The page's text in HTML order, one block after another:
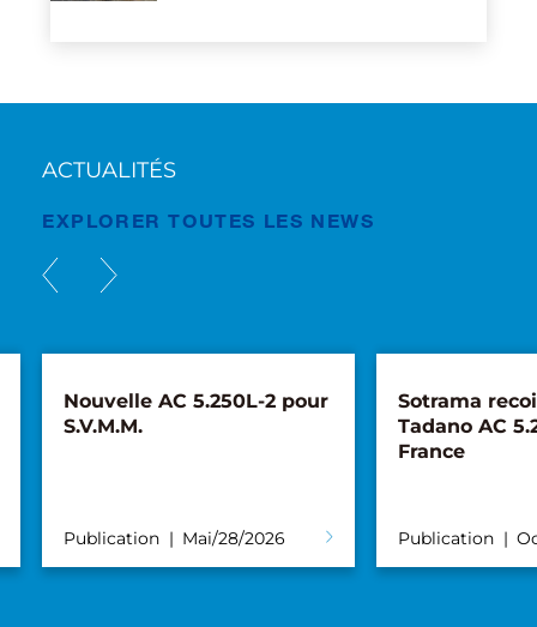
ACTUALITÉS
EXPLORER TOUTES LES NEWS
Nouvelle AC 5.250L-2 pour
S.V.M.M.
Publication Mai/28/2026
Sotrama
Tadano AC
France
Publication